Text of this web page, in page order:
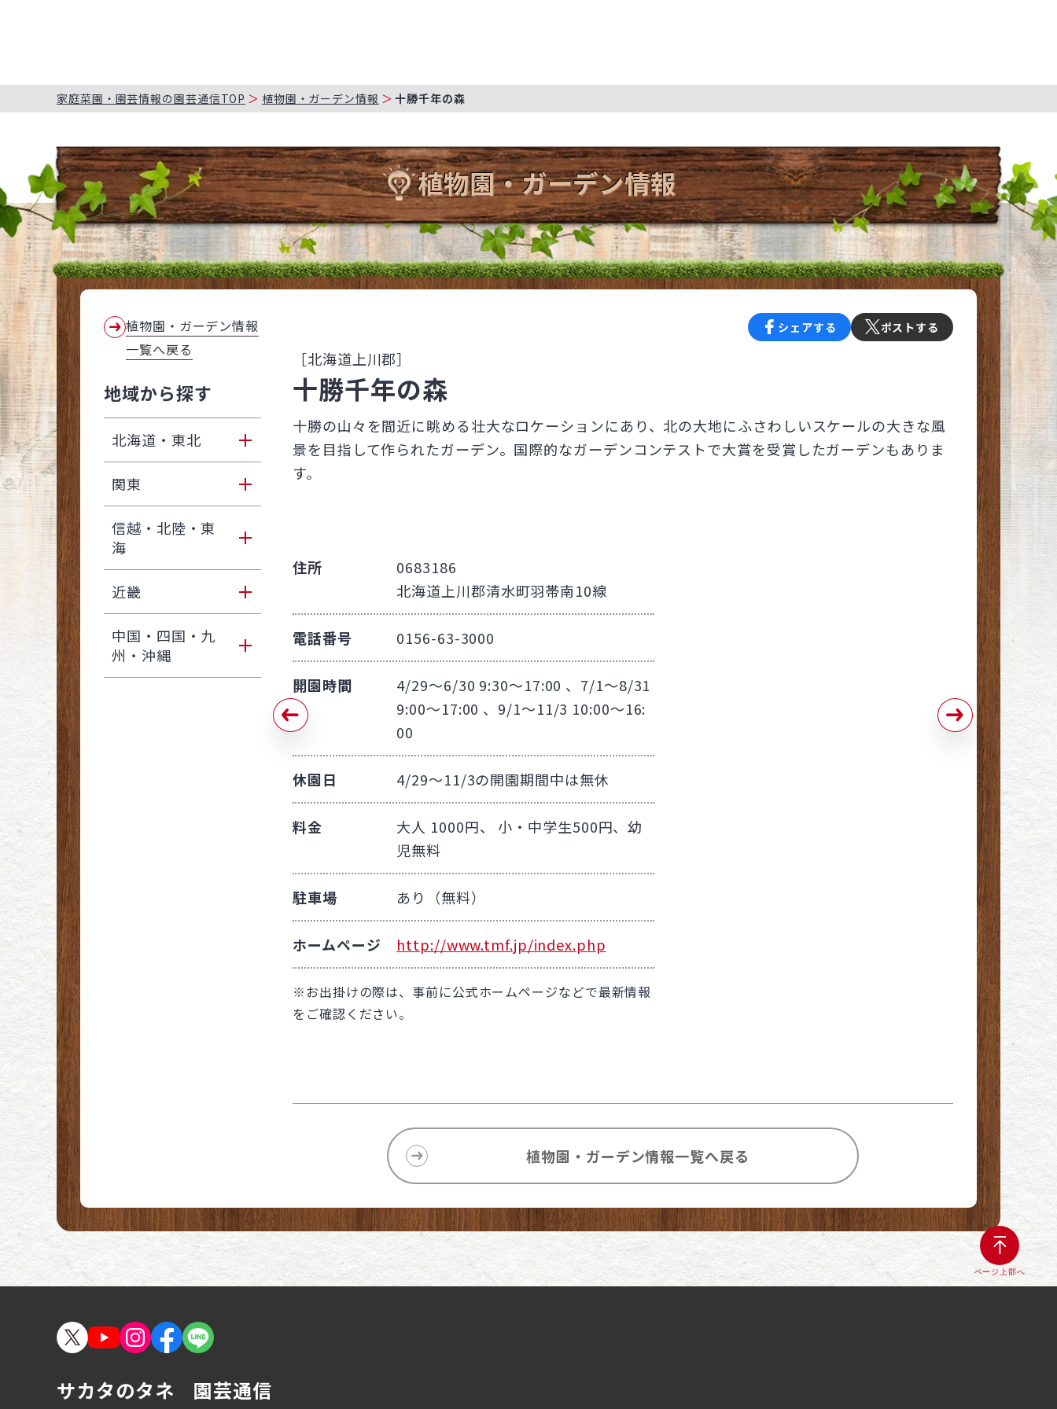
家庭菜園・園芸情報の園芸通信TOP 植物園・ガーデン情報 十勝千年の森
植物園・ガーデン情報
シェアする ポストする
［北海道上川郡］
十勝千年の森
十勝の山々を間近に眺める壮大なロケーションにあり、北の大地にふさわしいスケールの大きな風
景を目指して作られたガーデン。国際的なガーデンコンテストで大賞を受賞したガーデンもありま
す。
住所
0683186
北海道上川郡清水町羽帯南10線
電話番号 0156-63-3000
開園時間
4/29～6/30 9:30～17:00 、7/1～8/31
9:00～17:00 、9/1～11/3 10:00～16:
00
休園日 4/29～11/3の開園期間中は無休
料金
大人 1000円、 小・中学生500円、幼
児無料
駐車場 あり（無料）
ホームページ http://www.tmf.jp/index.php
※お出掛けの際は、事前に公式ホームページなどで最新情報
をご確認ください。
植物園・ガーデン情報一覧へ戻る
植物園・ガーデン情報
一覧へ戻る
地域から探す
北海道・東北
北海道
青森
岩手
秋田
関東
東京
神奈川
埼玉
千葉
信越・北陸・東
海
新潟
富山
福井
近畿
大阪
兵庫
中国・四国・九
州・沖縄
ページ上部へ
サカタのタネ 園芸通信